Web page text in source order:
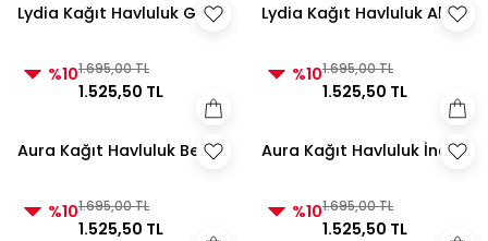
Lydia Kağıt Havluluk Gri
%101.695,00 TL
1.525,50 TL
Lydia Kağıt Havluluk Altın
%101.695,00 TL
1.525,50 TL
Aura Kağıt Havluluk Beyaz
%101.695,00 TL
1.525,50 TL
Aura Kağıt Havluluk İnci
%101.695,00 TL
1.525,50 TL